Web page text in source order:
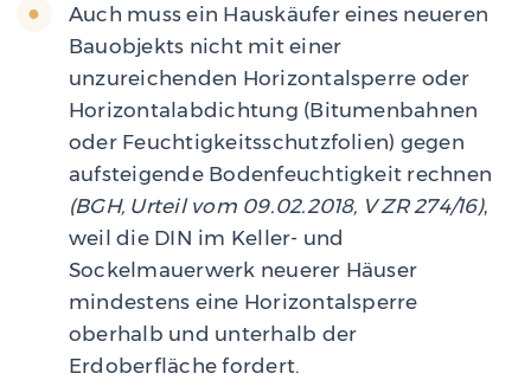
Auch muss ein Hauskäufer eines neueren
Bauobjekts nicht mit einer
unzureichenden Horizontalsperre oder
Horizontalabdichtung (Bitumenbahnen
oder Feuchtigkeitsschutzfolien) gegen
aufsteigende Bodenfeuchtigkeit rechnen
(BGH, Urteil vom 09.02.2018, V ZR 274/16),
weil die DIN im Keller- und
Sockelmauerwerk neuerer Häuser
mindestens eine Horizontalsperre
oberhalb und unterhalb der
Erdoberfläche fordert.